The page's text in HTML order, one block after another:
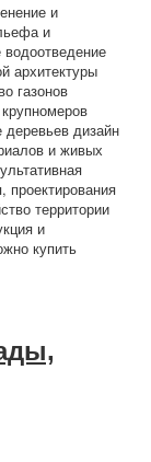
и
и
архитектуры
газонов
деревьев дизайн
и живых
проектирования
территории
и
купить